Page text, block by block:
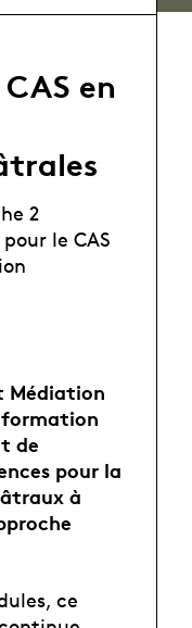
en
2
le CAS
Médiation
formation
de
pour la
à
ce